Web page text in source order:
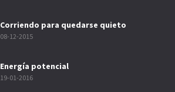
Corriendo para quedarse quieto
08-12-2015
Energía potencial
19-01-2016